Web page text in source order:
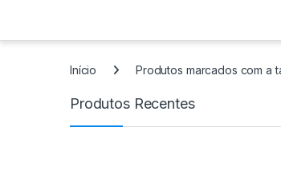
Início Produtos marcados com a
Produtos Recentes